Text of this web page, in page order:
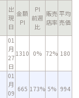
出
現
日
金額
PI
PI
前週
比
販売
店率
平均
売価
01
月
27
日
1310 0% 72% 180
01
月
09
665 173% 5% 994